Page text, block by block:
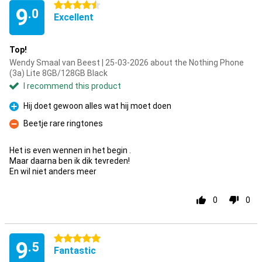
9.0
4.5 stars
Excellent
Top!
Wendy Smaal van Beest | 25-03-2026 about the Nothing Phone
(3a) Lite 8GB/128GB Black
I recommend this product
Pro
Hij doet gewoon alles wat hij moet doen
Con
Beetje rare ringtones
Het is even wennen in het begin .
Maar daarna ben ik dik tevreden!
En wil niet anders meer
0 0
9.5
5 stars
Fantastic